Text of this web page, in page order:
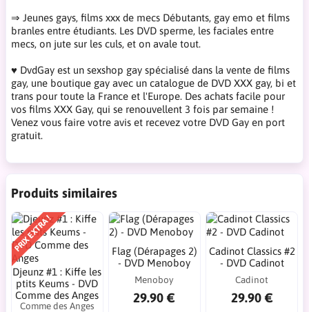
⇒ Jeunes gays, films xxx de mecs Débutants, gay emo et films
branles entre étudiants. Les DVD sperme, les faciales entre
mecs, on jute sur les culs, et on avale tout.
♥ DvdGay est un sexshop gay spécialisé dans la vente de films
gay, une boutique gay avec un catalogue de DVD XXX gay, bi et
trans pour toute la France et l'Europe. Des achats facile pour
vos films XXX Gay, qui se renouvellent 3 fois par semaine !
Venez vous faire votre avis et recevez votre DVD Gay en port
gratuit.
Produits similaires
PRIX EXTRA !
Djeunz #1 : Kiffe les
ptits Keums - DVD
Comme des Anges
Comme des Anges
Flag (Dérapages 2)
- DVD Menoboy
Menoboy
29.90 €
Cadinot Classics #2
- DVD Cadinot
Cadinot
29.90 €